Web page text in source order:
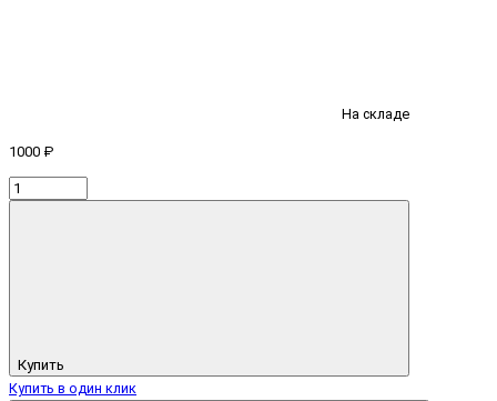
На складе
1000 ₽
Купить
Купить в один клик